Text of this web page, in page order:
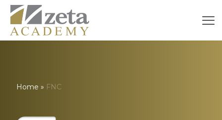
Home » FNC